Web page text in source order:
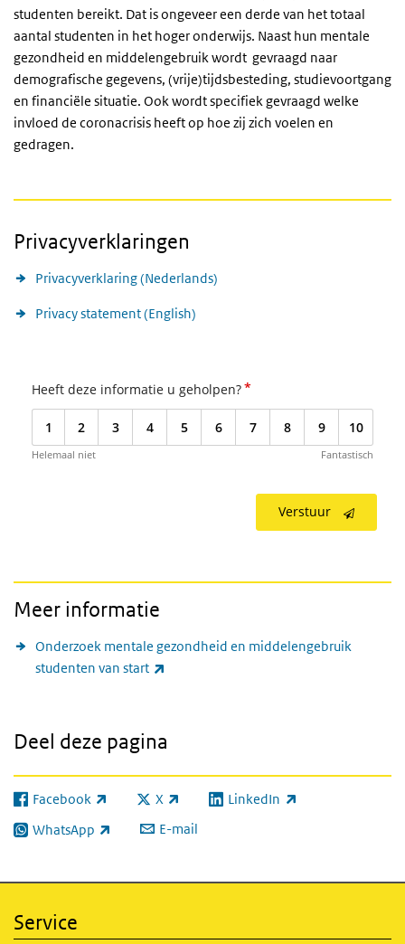
studenten bereikt. Dat is ongeveer een derde van het totaal
aantal studenten in het hoger onderwijs. Naast hun mentale
gezondheid en middelengebruik wordt gevraagd naar
demografische gegevens, (vrije)tijdsbesteding, studievoortgang
en financiële situatie. Ook wordt specifiek gevraagd welke
invloed de coronacrisis heeft op hoe zij zich voelen en
gedragen.
Privacyverklaringen
Privacyverklaring (Nederlands)
Privacy statement (English)
Heeft deze informatie u geholpen?*
1 2 3 4 5 6 7 8 9 10
Helemaal niet Fantastisch
Verstuur
Meer informatie
Onderzoek mentale gezondheid en middelengebruik
studenten van start
Deel deze pagina
Facebook
(externe link) X
(externe link) LinkedIn
(externe link)
WhatsApp
(externe link) E-mail
Service